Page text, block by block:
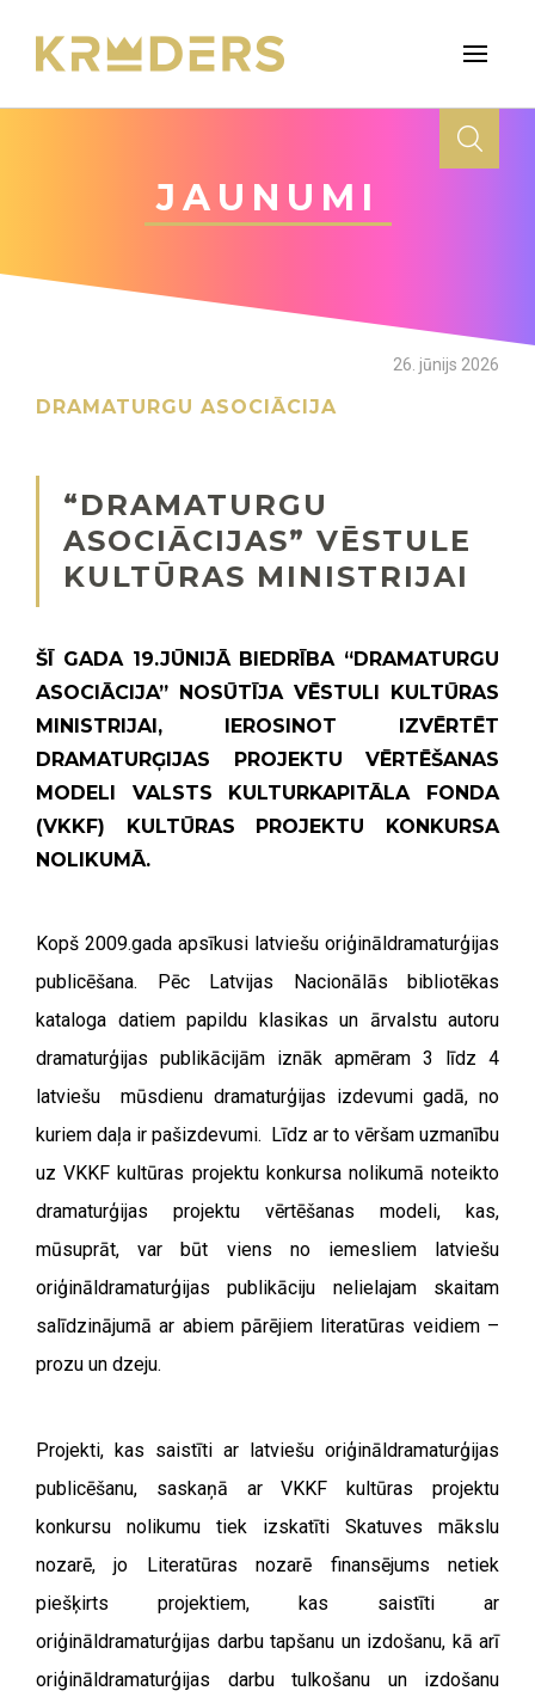
JAUNUMI
26. jūnijs 2026
DRAMATURGU ASOCIĀCIJA
“DRAMATURGU
ASOCIĀCIJAS” VĒSTULE
KULTŪRAS MINISTRIJAI
ŠĪ GADA 19.JŪNIJĀ BIEDRĪBA “DRAMATURGU
ASOCIĀCIJA” NOSŪTĪJA VĒSTULI KULTŪRAS
MINISTRIJAI, IEROSINOT IZVĒRTĒT
DRAMATURĢIJAS PROJEKTU VĒRTĒŠANAS
MODELI VALSTS KULTURKAPITĀLA FONDA
(VKKF) KULTŪRAS PROJEKTU KONKURSA
NOLIKUMĀ.
Kopš 2009.gada apsīkusi latviešu oriģināldramaturģijas
publicēšana. Pēc Latvijas Nacionālās bibliotēkas
kataloga datiem papildu klasikas un ārvalstu autoru
dramaturģijas publikācijām iznāk apmēram 3 līdz 4
latviešu mūsdienu dramaturģijas izdevumi gadā, no
kuriem daļa ir pašizdevumi. Līdz ar to vēršam uzmanību
uz VKKF kultūras projektu konkursa nolikumā noteikto
dramaturģijas projektu vērtēšanas modeli, kas,
mūsuprāt, var būt viens no iemesliem latviešu
oriģināldramaturģijas publikāciju nelielajam skaitam
salīdzinājumā ar abiem pārējiem literatūras veidiem –
prozu un dzeju.
Projekti, kas saistīti ar latviešu oriģināldramaturģijas
publicēšanu, saskaņā ar VKKF kultūras projektu
konkursu nolikumu tiek izskatīti Skatuves mākslu
nozarē, jo Literatūras nozarē finansējums netiek
piešķirts projektiem, kas saistīti ar
oriģināldramaturģijas darbu tapšanu un izdošanu, kā arī
oriģināldramaturģijas darbu tulkošanu un izdošanu